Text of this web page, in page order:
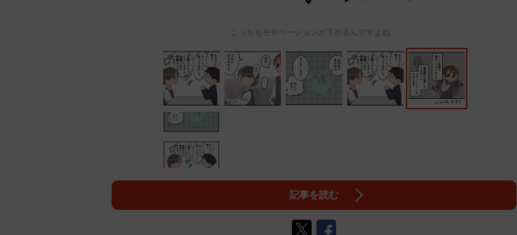
こっちもモチベーションが下がるんですよね…
記事を読む